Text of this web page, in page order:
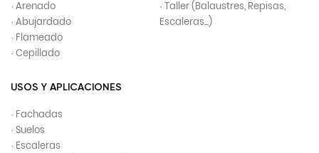
· Arenado
· Abujardado
· Flameado
· Cepillado
· Taller (Balaustres, Repisas,
Escaleras...)
USOS Y APLICACIONES
· Fachadas
· Suelos
· Escaleras